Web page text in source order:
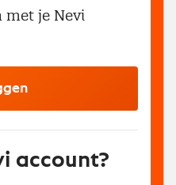
met je Nevi
account?